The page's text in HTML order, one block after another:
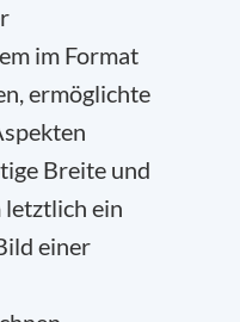
im Format
ermöglichte
Breite und
letztlich ein
einer